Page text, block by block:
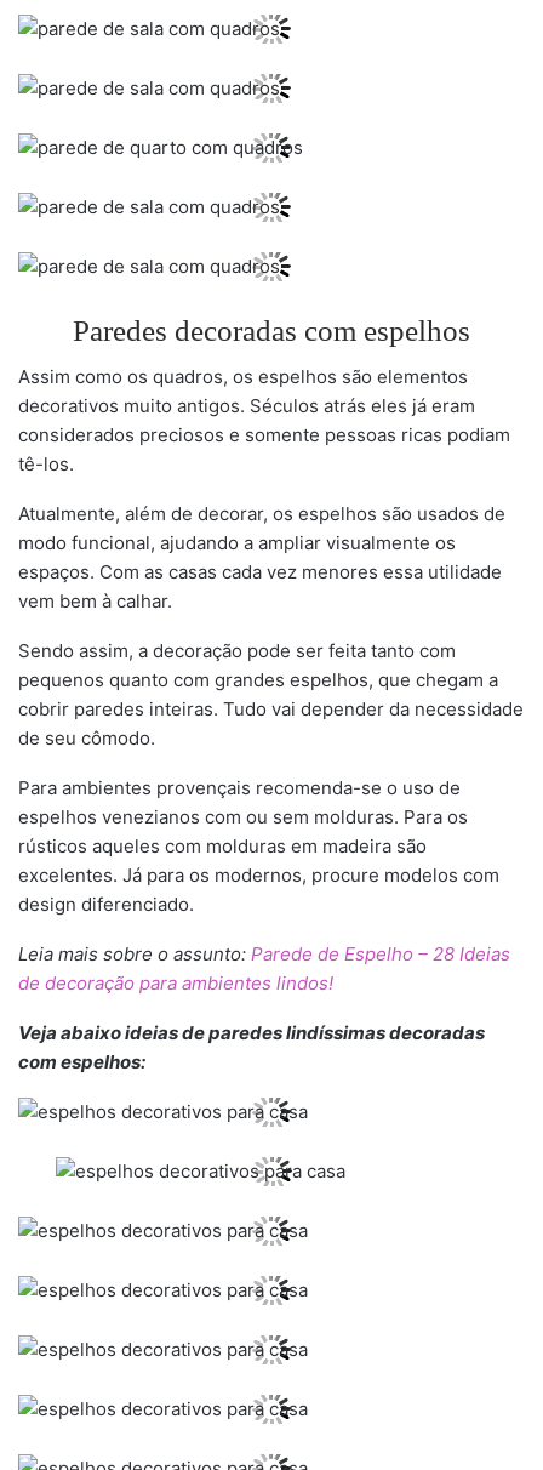
Paredes decoradas com espelhos
Assim como os quadros, os espelhos são elementos
decorativos muito antigos. Séculos atrás eles já eram
considerados preciosos e somente pessoas ricas podiam
tê-los.
Atualmente, além de decorar, os espelhos são usados de
modo funcional, ajudando a ampliar visualmente os
espaços. Com as casas cada vez menores essa utilidade
vem bem à calhar.
Sendo assim, a decoração pode ser feita tanto com
pequenos quanto com grandes espelhos, que chegam a
cobrir paredes inteiras. Tudo vai depender da necessidade
de seu cômodo.
Para ambientes provençais recomenda-se o uso de
espelhos venezianos com ou sem molduras. Para os
rústicos aqueles com molduras em madeira são
excelentes. Já para os modernos, procure modelos com
design diferenciado.
Leia mais sobre o assunto: Parede de Espelho – 28 Ideias
de decoração para ambientes lindos!
Veja abaixo ideias de paredes lindíssimas decoradas
com espelhos: